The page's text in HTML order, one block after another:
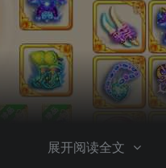
展开阅读全文